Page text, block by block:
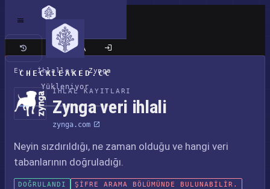
CHECKLEAKED.CC
Yükleniyor
Klasik site
Ev / İhlaller / Zynga
İHLAL KAYITLARI
Zynga veri ihlali
zynga.com
Neyin sızdırıldığı, ne zaman olduğu ve hangi veri
tabanlarının doğruladığı.
DOĞRULANDI ŞIFRE ARAMA BÖLÜMÜNDE BULUNABILIR.